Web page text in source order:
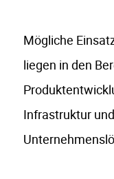
Mögliche
liegen in den
Infrastruktur